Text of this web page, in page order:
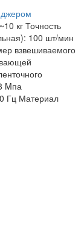
кг Точность
100 шт/мин
взвешиваемого
Mпа
Гц Материал